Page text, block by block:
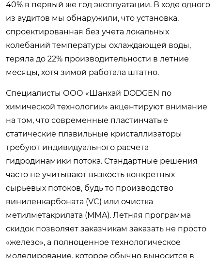
40% в первый же год эксплуатации. В ходе одного
из аудитов мы обнаружили, что установка,
спроектированная без учета локальных
колебаний температуры охлаждающей воды,
теряла до 22% производительности в летние
месяцы, хотя зимой работала штатно.
Специалисты ООО «Шанхай DODGEN по
химической технологии» акцентируют внимание
на том, что современные пластинчатые
статические плавильные кристаллизаторы
требуют индивидуального расчета
гидродинамики потока. Стандартные решения
часто не учитывают вязкость конкретных
сырьевых потоков, будь то производство
виниленкарбоната (VC) или очистка
метилметакрилата (MMA). Летняя программа
скидок позволяет заказчикам заказать не просто
«железо», а полноценное технологическое
моделирование, которое обычно выносится в